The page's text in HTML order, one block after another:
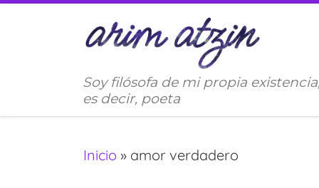
Saltar al contenido
Soy filósofa de mi propia existencia,
es decir, poeta
Inicio » amor verdadero